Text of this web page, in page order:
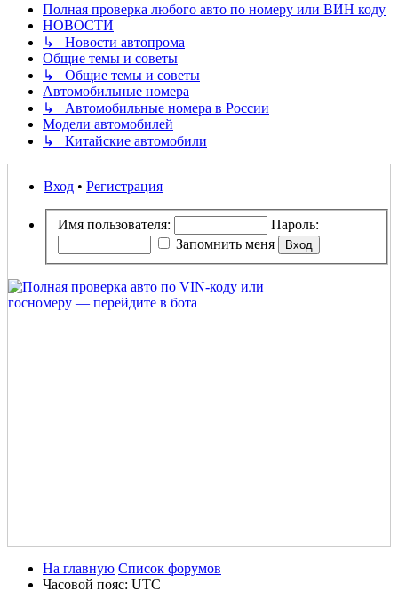
Полная проверка любого авто по номеру или ВИН коду
НОВОСТИ
↳ Новости автопрома
Общие темы и советы
↳ Общие темы и советы
Автомобильные номера
↳ Автомобильные номера в России
Модели автомобилей
↳ Китайские автомобили
Вход • Регистрация
Имя пользователя:
Пароль:
Запомнить меня
На главную Список форумов
Часовой пояс: UTC